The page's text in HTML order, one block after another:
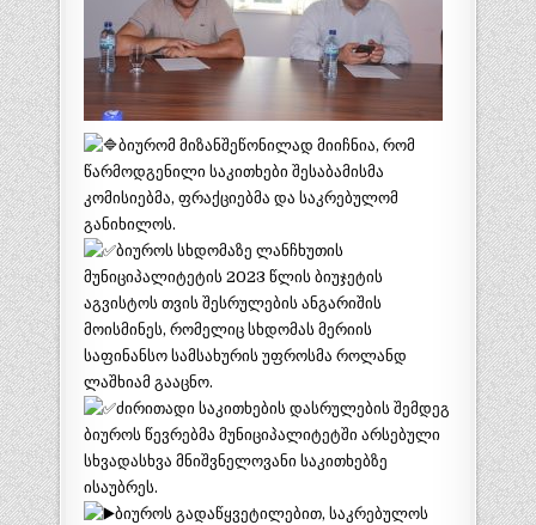
ბიურომ მიზანშეწონილად მიიჩნია, რომ
წარმოდგენილი საკითხები შესაბამისმა
კომისიებმა, ფრაქციებმა და საკრებულომ
განიხილოს.
ბიუროს სხდომაზე ლანჩხუთის
მუნიციპალიტეტის 2023 წლის ბიუჯეტის
აგვისტოს თვის შესრულების ანგარიშის
მოისმინეს, რომელიც სხდომას მერიის
საფინანსო სამსახურის უფროსმა როლანდ
ლაშხიამ გააცნო.
ძირითადი საკითხების დასრულების შემდეგ
ბიუროს წევრებმა მუნიციპალიტეტში არსებული
სხვადასხვა მნიშვნელოვანი საკითხებზე
ისაუბრეს.
ბიუროს გადაწყვეტილებით, საკრებულოს